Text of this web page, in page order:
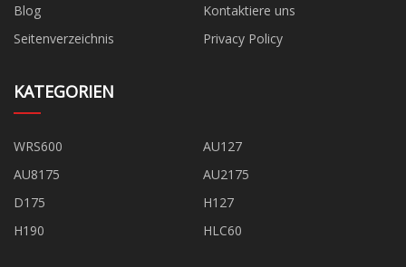
Blog
Kontaktiere uns
Seitenverzeichnis
Privacy Policy
KATEGORIEN
WRS600
AU127
AU8175
AU2175
D175
H127
H190
HLC60